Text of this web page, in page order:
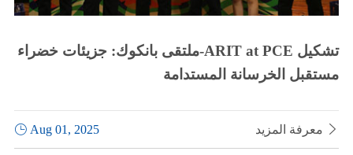
ملتقى بانكوك: جزيئات خضراء-ARIT at PCE تشكيل
مستقبل الخرسانة المستدامة
Aug 01, 2025 